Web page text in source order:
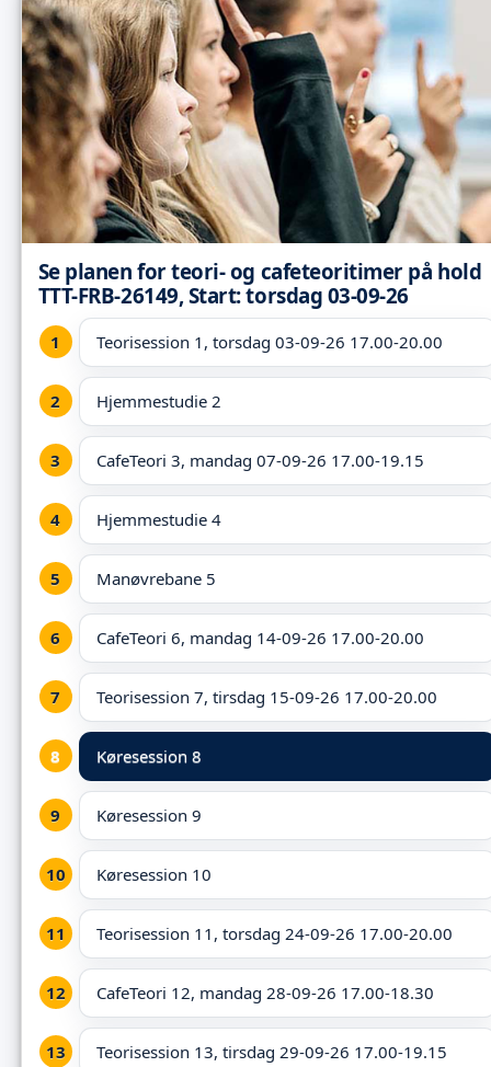
Se planen for teori- og cafeteoritimer på hold
TTT-FRB-26149, Start: torsdag 03-09-26
Teorisession 1, torsdag 03-09-26 17.00-20.00
Hjemmestudie 2
CafeTeori 3, mandag 07-09-26 17.00-19.15
Hjemmestudie 4
Manøvrebane 5
CafeTeori 6, mandag 14-09-26 17.00-20.00
Teorisession 7, tirsdag 15-09-26 17.00-20.00
Køresession 8
Køresession 9
Køresession 10
Teorisession 11, torsdag 24-09-26 17.00-20.00
CafeTeori 12, mandag 28-09-26 17.00-18.30
Teorisession 13, tirsdag 29-09-26 17.00-19.15